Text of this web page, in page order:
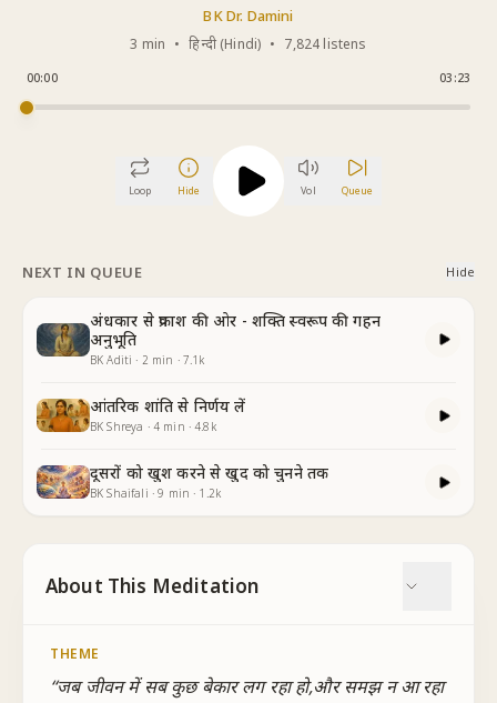
BK Dr. Damini
3 min • हिन्दी (Hindi) • 7,824 listens
00:00 03:23
Loop Hide Vol Queue
NEXT IN QUEUE Hide
अंधकार से प्रकाश की ओर - शक्ति स्वरूप की गहन
अनुभूति
BK Aditi · 2 min · 7.1k
आंतरिक शांति से निर्णय लें
BK Shreya · 4 min ·4.8k
दूसरों को खुश करने से खुद को चुनने तक
BK Shaifali ·9 min · 1.2k
About This Meditation
THEME
“जब जीवन में सब कुछ बेकार लग रहा हो,और समझ न आ रहा